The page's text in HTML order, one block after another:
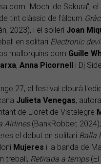
com "Mochi de Sakura";
tint clàssic de l'àlbum
2023), i el sollerí Joan
en solitari Electronic
mallorquins com Guille
, Anna Picornell i Dj
27, el festival clourà
Julieta Venegas,
de Lloret de Vistalegre
Airlines (BankRobber,
el debut en solitari Balla
Mujeres i la banda de
treball, Retirada a temps(El